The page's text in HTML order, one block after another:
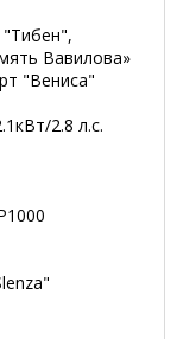
Вавилова»
"Вениса"
2.8 л.с.